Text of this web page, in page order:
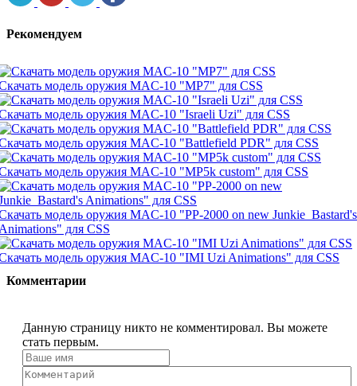
Рекомендуем
модель оружия MAC-10 "MP7" для CSS
модель оружия MAC-10 "Israeli Uzi" для CSS
модель оружия MAC-10 "Battlefield PDR" для CSS
модель оружия MAC-10 "MP5k custom" для CSS
модель оружия MAC-10 "PP-2000 on new Junkie_Bastard's
для CSS
модель оружия MAC-10 "IMI Uzi Animations" для CSS
Комментарии
Данную страницу никто не комментировал. Вы можете
стать первым.